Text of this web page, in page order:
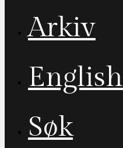
Arkiv
English
Søk